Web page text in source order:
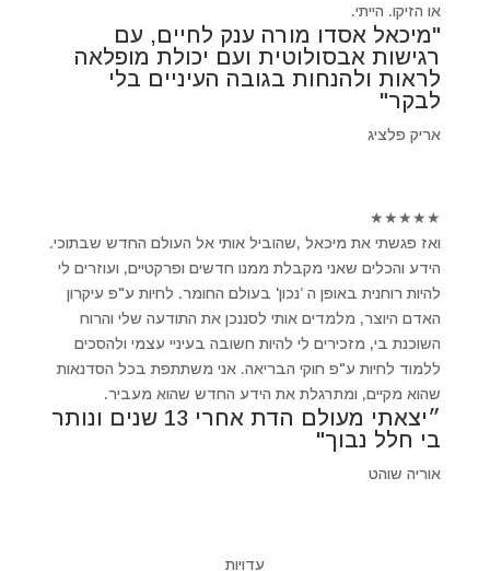
או הזיקו. הייתי.
"מיכאל אסדו מורה ענק לחיים, עם
רגישות אבסולוטית ועם יכולת מופלאה
לראות ולהנחות בגובה העיניים בלי
לבקר"
אריק פלציג
★
★
★
★
★
ואז פגשתי את מיכאל ,שהוביל אותי אל העולם החדש שבתוכי.
הידע והכלים שאני מקבלת ממנו חדשים ופרקטיים, ועוזרים לי
להיות רוחנית באופן ה ’נכון' בעולם החומר. לחיות ע"פ עיקרון
האדם היוצר, מלמדים אותי לסננכן את התודעה שלי והרוח
השוכנת בי, מזכירים לי להיות חשובה בעיניי עצמי ולהסכים
ללמוד לחיות ע"פ חוקי הבריאה. אני משתתפת בכל הסדנאות
שהוא מקיים, ומתרגלת את הידע החדש שהוא מעביר.
״יצאתי מעולם הדת אחרי 13 שנים ונותר
בי חלל נבוך"
אוריה שוהט
עדויות